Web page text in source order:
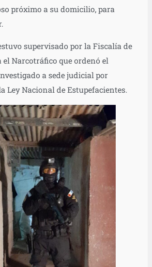
próximo a su domicilio, para
supervisado por la Fiscalía de
el Narcotráfico que ordenó el
a sede judicial por
Ley Nacional de Estupefacientes.